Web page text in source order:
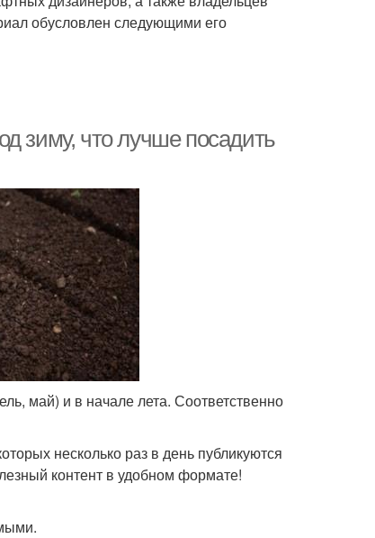
обусловлен следующими его
зиму, что лучше посадить
май) и в начале лета. Соответственно
несколько раз в день публикуются
контент в удобном формате!